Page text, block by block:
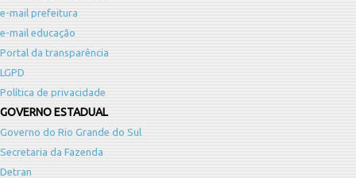
e-mail prefeitura
e-mail educação
Portal da transparência
LGPD
Política de privacidade
GOVERNO ESTADUAL
Governo do Rio Grande do Sul
Secretaria da Fazenda
Detran